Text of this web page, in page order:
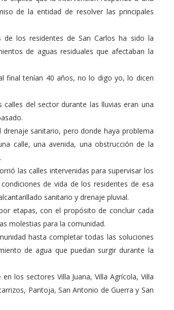
de la entidad de resolver las principales
los residentes de San Carlos ha sido la
de aguas residuales que afectaban la
final tenían 40 años, no lo digo yo, lo dicen
del sector durante las lluvias eran una
sanitario, pero donde haya problema
calle, una avenida, una obstrucción de la
las calles intervenidas para supervisar los
de vida de los residentes de esa
sanitario y drenaje pluvial.
etapas, con el propósito de concluir cada
molestias para la comunidad.
hasta completar todas las soluciones
de agua que puedan surgir durante la
los sectores Villa Juana, Villa Agrícola, Villa
Pantoja, San Antonio de Guerra y San